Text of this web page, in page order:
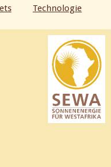
Technologie